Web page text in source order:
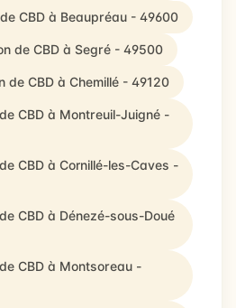
CBD à Beaupréau - 49600
de CBD à Segré - 49500
de CBD à Chemillé - 49120
CBD à Montreuil-Juigné -
CBD à Cornillé-les-Caves -
CBD à Dénezé-sous-Doué
CBD à Montsoreau -